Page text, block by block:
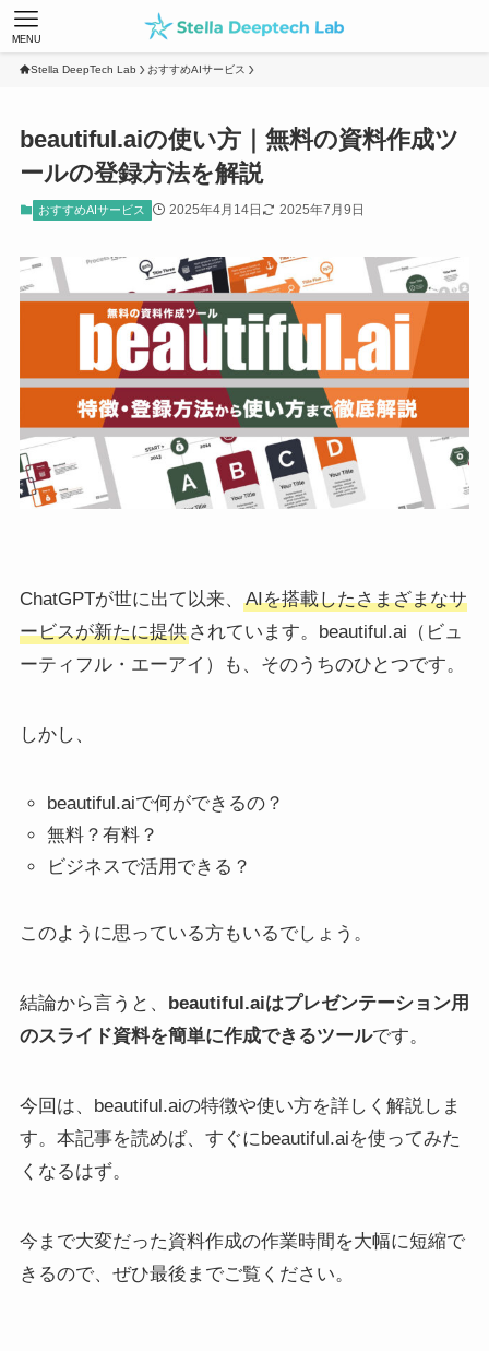
MENU
Stella DeepTech Lab おすすめAIサービス
beautiful.aiの使い方｜無料の資料作成ツ
ールの登録方法を解説
おすすめAIサービス 2025年4月14日 2025年7月9日
ChatGPTが世に出て以来、
AIを搭載したさまざまなサ
ービスが新たに提供されています。beautiful.ai（ビュ
ーティフル・エーアイ）も、そのうちのひとつです。
しかし、
beautiful.aiで何ができるの？
無料？有料？
ビジネスで活用できる？
このように思っている方もいるでしょう。
結論から言うと、 beautiful.aiはプレゼンテーション用
のスライド資料を簡単に作成できるツールです。
今回は、beautiful.aiの特徴や使い方を詳しく解説しま
す。本記事を読めば、すぐにbeautiful.aiを使ってみた
くなるはず。
今まで大変だった資料作成の作業時間を大幅に短縮で
きるので、ぜひ最後までご覧ください。